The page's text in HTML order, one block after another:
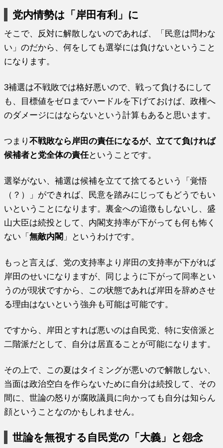
党内情勢は「岸田有利」に
そこで、反対に解散しないのであれば、「民意は問わな
い」のだから、何をしても選挙には負けないということ
になります。
3補選は不戦敗では格好悪いので、戦って負けるにして
も、目標値をゼロまでハードルを下げておけば、政権へ
のダメージにはならないという計算もあると思います。
つまり不戦敗なら岸田の責任になるが、立てて負ければ
候補者と党全体の責任ということです。
選挙がない、補選は候補を立てて捨てるという「覚悟
（？）」ができれば、民意を踏みにじってもどうでもい
いということになります。裏金への追徴もしないし、盛
山大臣は続投として、内閣支持率が下がっても何も怖く
ない「無敵内閣 」というわけです。
もっと言えば、党の支持率より岸田の支持率が下がれば
岸田のせいになりますが、同じように下がって同率とい
うのが現状ですから、この状態であれば岸田を辞めさせ
る理由はないという強弁も可能は可能です。
ですから、岸田とすれば悪いのは自民党、特に安倍派と
二階派だとして、自分は居直ることが可能になります。
その上で、この夏はタイミングが悪いので解散しない、
当面は政治空白を作らないために自分は続投して、その
間に、世論の怒りが腐敗議員に向かっても自分は知らん
顔ということなのかもしれません。
世論を無視する自民党の「大義」と怨念